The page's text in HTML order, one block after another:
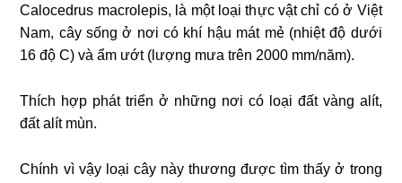
Calocedrus macrolepis, là một loại thực vật chỉ có ở Việt
Nam, cây sống ở nơi có khí hậu mát mẻ (nhiệt độ dưới
16 độ C) và ẩm ướt (lượng mưa trên 2000 mm/năm).
Thích hợp phát triển ở những nơi có loại đất vàng alít,
đất alít mùn.
Chính vì vậy loại cây này thương được tìm thấy ở trong